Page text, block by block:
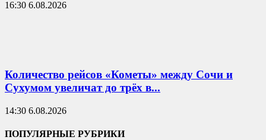
16:30 6.08.2026
Количество рейсов «Кометы» между Сочи и
Сухумом увеличат до трёх в...
14:30 6.08.2026
ПОПУЛЯРНЫЕ РУБРИКИ